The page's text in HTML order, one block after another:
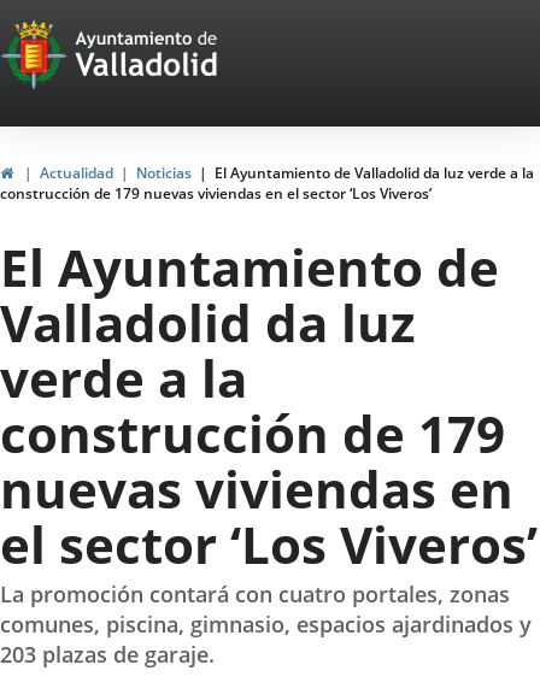
Portal
Web
del
Ayuntamiento
de
Valladolid
InicioActualidad Noticias
El Ayuntamiento de Valladolid da luz verde a la
construcción de 179 nuevas viviendas en el sector ‘Los Viveros’
El Ayuntamiento de
Valladolid da luz
verde a la
construcción de 179
nuevas viviendas en
el sector ‘Los Viveros’
La promoción contará con cuatro portales, zonas
comunes, piscina, gimnasio, espacios ajardinados y
203 plazas de garaje.